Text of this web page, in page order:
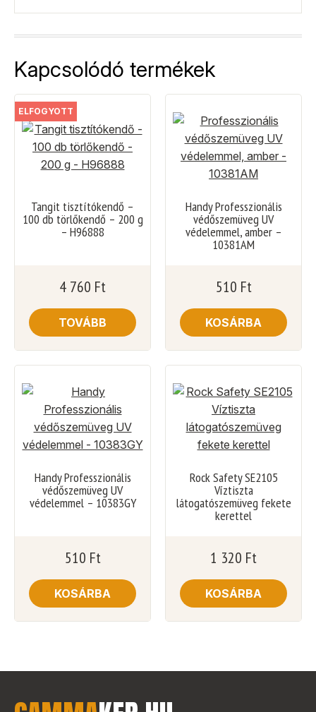
Kapcsolódó termékek
ELFOGYOTT
Tangit tisztítókendő –
100 db törlőkendő – 200 g
– H96888
4 760 Ft
TOVÁBB
Handy Professzionális
védőszemüveg UV
védelemmel, amber –
10381AM
510 Ft
KOSÁRBA
Handy Professzionális
védőszemüveg UV
védelemmel – 10383GY
510 Ft
KOSÁRBA
Rock Safety SE2105
Víztiszta
látogatószemüveg fekete
kerettel
1 320 Ft
KOSÁRBA